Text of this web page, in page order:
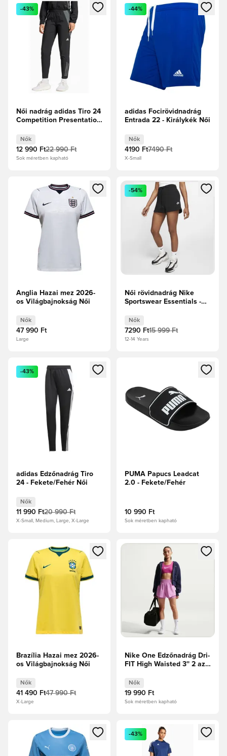
Megnyit egy modált a bejelentkezéshez vagy a tagként
-43%
Női nadrág adidas Tiro 24
Competition Presentation
Nők
12 990 Ft22 990 Ft
Sok méretben kapható
Megnyit egy modált a
-44%
adidas Focirövidnadrág
Entrada 22 - Királykék Női
Nők
4190 Ft7490 Ft
X-Small
Megnyit egy modált a bejelentkezéshez vagy a tagként
Anglia Hazai mez 2026-
os Világbajnokság Női
Nők
47 990 Ft
Large
Megnyit egy modált a
-54%
Női rövidnadrág Nike
Sportswear Essentials -
Nők
7290 Ft15 999 Ft
12-14 Years
Megnyit egy modált a bejelentkezéshez vagy a tagként
-43%
adidas Edzőnadrág Tiro
24 - Fekete/Fehér Női
Nők
11 990 Ft20 990 Ft
X-Small, Medium, Large, X-Large
Megnyit egy modált a
PUMA Papucs Leadcat
2.0 - Fekete/Fehér
10 990 Ft
Sok méretben kapható
Megnyit egy modált a bejelentkezéshez vagy a tagként
Brazília Hazai mez 2026-
os Világbajnokság Női
Nők
41 490 Ft47 990 Ft
X-Large
Megnyit egy modált a
Nike One Edzőnadrág Dri-
FIT High Waisted 3'' 2 az
Női
Nők
19 990 Ft
Sok méretben kapható
Megnyit egy modált a bejelentkezéshez vagy a tagként
Megnyit egy modált a
-43%